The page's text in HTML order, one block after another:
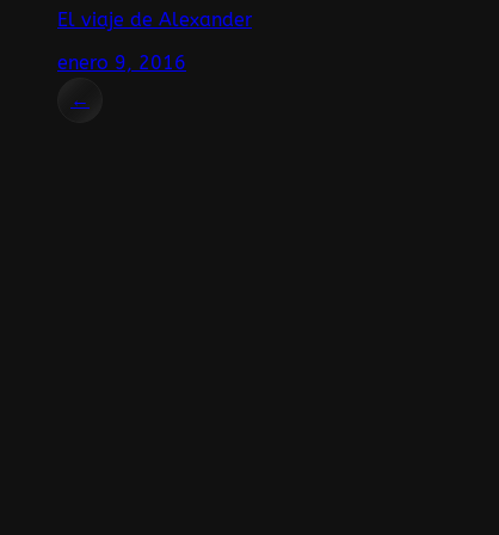
El viaje de Alexander
enero 9, 2016
←